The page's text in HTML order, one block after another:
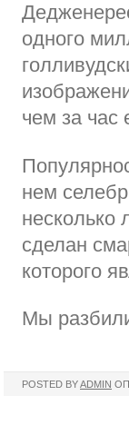
одного
чем за час
нем
несколько
сделан
которого
Мы
POSTED BYADMIN